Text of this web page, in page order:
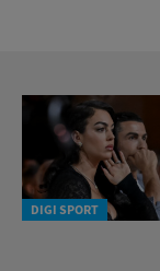
DIGI SPORT